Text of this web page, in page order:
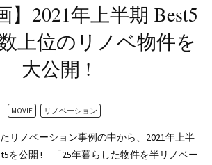
】2021年上半期 Best5
上位のリノベ物件を
大公開 !
MOVIE リノベーション
リノベーション事例の中から、2021年上半
を公開 ! 「25年暮らした物件を半リノベー